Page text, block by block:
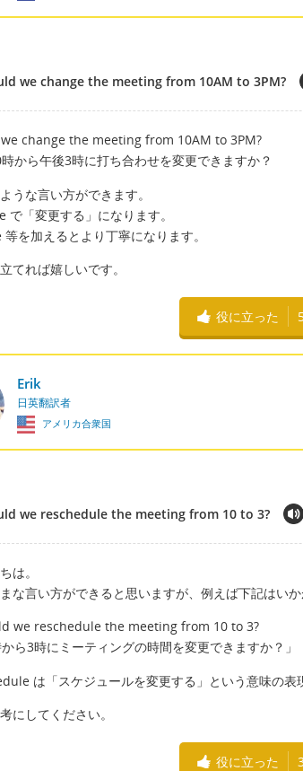
we change the meeting from 10AM to 3PM?
change the meeting from 10AM to 3PM?
から午後3時に打ち合わせを変更できますか？
うな言い方ができます。
で「変更する」になります。
を加えるとより丁寧になります。
てれば嬉しいです。
役に立った
Erik
日英翻訳者
アメリカ合衆国
we reschedule the meeting from 10 to 3?
は。
な言い方ができると思いますが、例えば下記はいか
we reschedule the meeting from 10 to 3?
から3時にミーティングの時間を変更できますか？」
は「スケジュールを変更する」という意味の表
にしてください。
役に立った